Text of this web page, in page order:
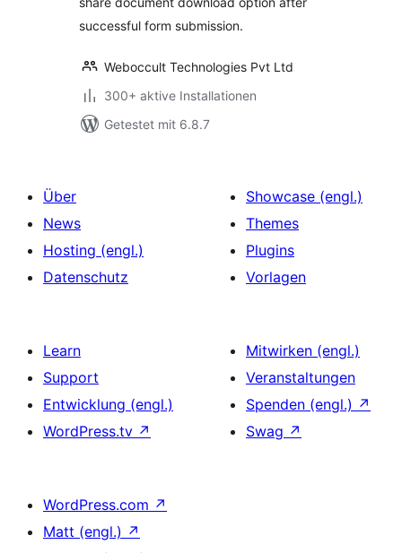
successful form submission.
Weboccult Technologies Pvt Ltd
300+ aktive Installationen
Getestet mit 6.8.7
Über
News
Hosting (engl.)
Datenschutz
Showcase (engl.)
Themes
Plugins
Vorlagen
Learn
Support
Entwicklung (engl.)
WordPress.tv ↗
Mitwirken (engl.)
Veranstaltungen
Spenden (engl.) ↗
Swag ↗
WordPress.com ↗
Matt (engl.) ↗